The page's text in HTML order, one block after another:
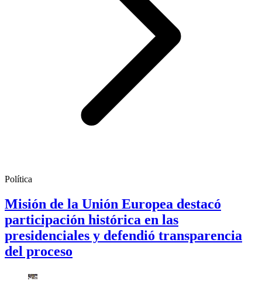
Política
Misión de la Unión Europea destacó
participación histórica en las
presidenciales y defendió transparencia
del proceso